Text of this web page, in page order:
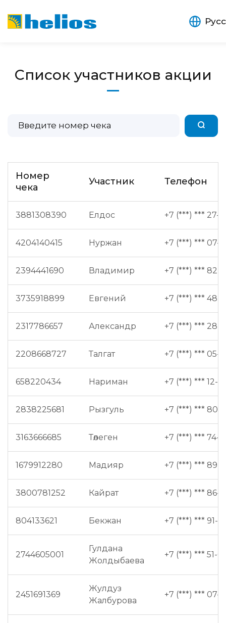
Список участников акции
Номер
чека
Участник Телефон
3881308390 Елдос +7 (***) *** 27-
4204140415 Нуржан +7 (***) *** 07-
2394441690 Владимир +7 (***) *** 82-
3735918899 Евгений +7 (***) *** 48-
2317786657 Александр +7 (***) *** 28-
2208668727 Талгат +7 (***) *** 05-
658220434 Нариман +7 (***) *** 12-
2838225681 Рызгуль +7 (***) *** 80-
3163666685 Төлеген +7 (***) *** 74-
1679912280 Мадияр +7 (***) *** 89-
3800781252 Кайрат +7 (***) *** 86-
804133621 Бекжан +7 (***) *** 91-
2744605001
Гулдана
Жолдыбаева
+7 (***) *** 51-
2451691369
Жулдуз
Жалбурова
+7 (***) *** 07-